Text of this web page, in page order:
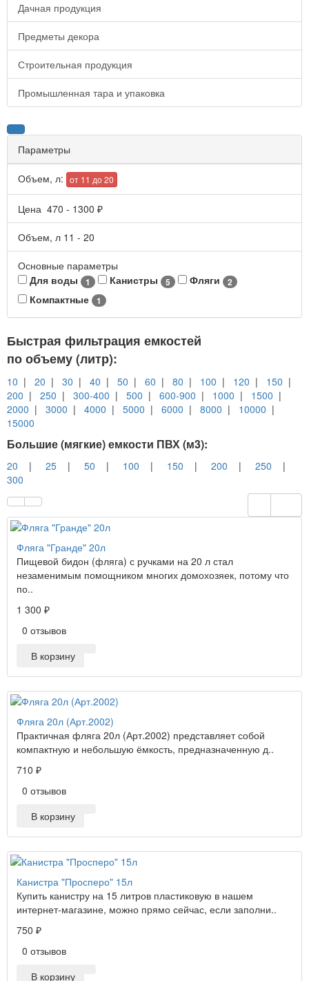
Дачная продукция
Предметы декора
Строительная продукция
Промышленная тара и упаковка
Параметры
Объем, л: от 11 до 20
Цена 470 - 1300 ₽
Объем, л 11 - 20
Основные параметры
Для воды
1 Канистры 5 Фляги 2
Компактные 1
Быстрая фильтрация емкостей
по объему (литр):
10 | 20 | 30 | 40 | 50 | 60 | 80 | 100 | 120 | 150 |
200 | 250 | 300-400 | 500 | 600-900 | 1000 | 1500 |
2000 | 3000 | 4000 | 5000 | 6000 | 8000 | 10000 |
15000
Большие (мягкие) емкости ПВХ (м3):
20 | 25 | 50 | 100 | 150 | 200 | 250 |
300
Фляга "Гранде" 20л
Пищевой бидон (фляга) с ручками на 20 л стал
незаменимым помощником многих домохозяек, потому что
по..
1 300 ₽
0 отзывов
В корзину
Фляга 20л (Арт.2002)
Практичная фляга 20л (Арт.2002) представляет собой
компактную и небольшую ёмкость, предназначенную д..
710 ₽
0 отзывов
В корзину
Канистра "Просперо" 15л
Купить канистру на 15 литров пластиковую в нашем
интернет-магазине, можно прямо сейчас, если заполни..
750 ₽
0 отзывов
В корзину